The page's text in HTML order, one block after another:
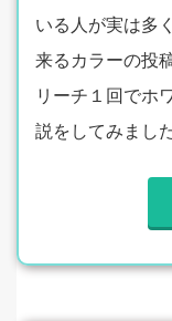
いる人が実は多
来るカラーの投
リーチ１回でホ
説をしてみまし